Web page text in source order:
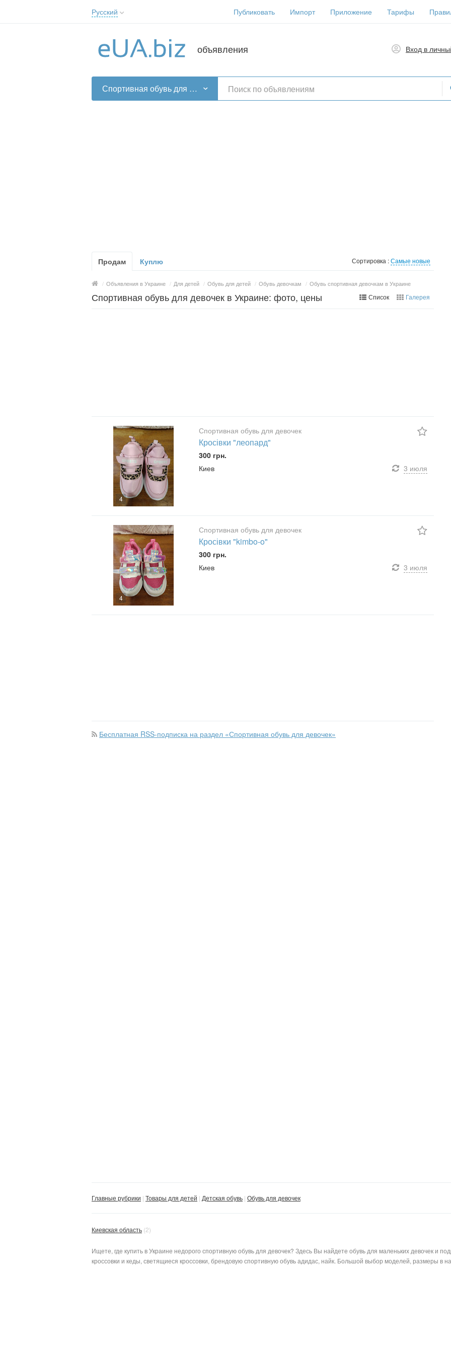
Русский
Українська
Публиковать Импорт Приложение Тарифы
объявления Вход в
Спортивная обувь для девочек
Продам Куплю Сортировка :Самые новые
/ Объявления в Украине / Для детей / Обувь для детей / Обувь девочкам / Обувь спортивная девочкам в Украине
Спортивная обувь для девочек в Украине: фото, цены Список Галерея
4
Спортивная обувь для девочек
Кросівки "леопард"
300 грн.
Киев
3 июля
4
Спортивная обувь для девочек
Кросівки "kimbo-o"
300 грн.
Киев
3 июля
Бесплатная RSS-подписка на раздел «Спортивная обувь для девочек»
Главные рубрики Товары для детей Детская обувь Обувь для девочек
Киевская область (2)
Ищете, где купить в Украине недорого спортивную обувь для девочек? Здесь Вы найдете обувь для маленьких девочек и
кроссовки и кеды, светящиеся кроссовки, брендовую спортивную обувь адидас, найк. Большой выбор моделей, размеры в